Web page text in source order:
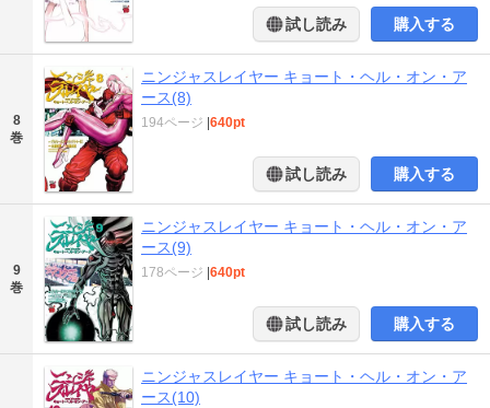
試し読み 購入する
8
巻
ニンジャスレイヤー キョート・ヘル・オン・ア
ース(8)
194ページ 640pt
試し読み 購入する
9
巻
ニンジャスレイヤー キョート・ヘル・オン・ア
ース(9)
178ページ 640pt
試し読み 購入する
ニンジャスレイヤー キョート・ヘル・オン・ア
ース(10)